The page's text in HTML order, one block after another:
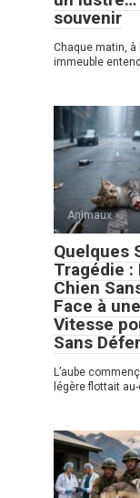
souvenir
Chaque matin, à
immeuble
Animaux
Quelques
Tragédie :
Chien
Face à
Vitesse
Sans
L’aube
légère flottait